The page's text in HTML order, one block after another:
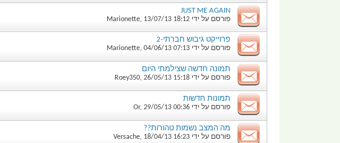
JUST ME AGAIN
פורסם על ידי Marionette, 13/07/13 18:12
פרוייקט גיבוש חברתי-2
פורסם על ידי Marionette, 04/06/13 07:13
תמונה חדשה שצילמתי היום
פורסם על ידי Roey350, 26/05/13 15:18
תמונות חדשות
פורסם על ידי Or, 29/05/13 00:36
מה המצב נשמות טהורות??
פורסם על ידי Versache, 18/04/13 16:23